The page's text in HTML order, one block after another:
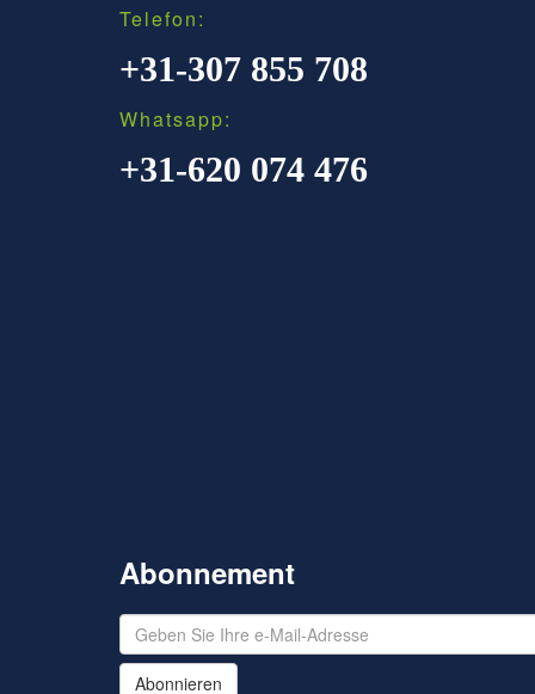
Telefon:
+31-307 855 708
Whatsapp:
+31-620 074 476
Abonnement
Abonnieren